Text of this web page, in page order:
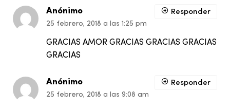
Anónimo
25 febrero, 2018 a las 1:25 pm
GRACIAS AMOR GRACIAS GRACIAS GRACIAS
GRACIAS
Responder
Anónimo
25 febrero, 2018 a las 9:08 am
Responder